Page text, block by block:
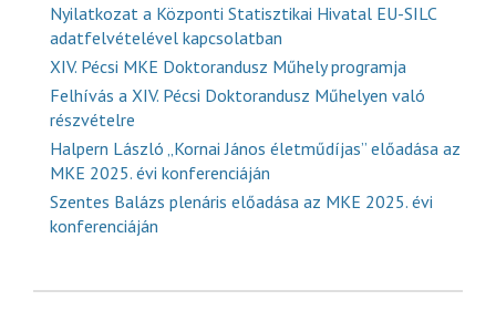
Nyilatkozat a Központi Statisztikai Hivatal EU-SILC
adatfelvételével kapcsolatban
XIV. Pécsi MKE Doktorandusz Műhely programja
Felhívás a XIV. Pécsi Doktorandusz Műhelyen való
részvételre
Halpern László „Kornai János életműdíjas” előadása az
MKE 2025. évi konferenciáján
Szentes Balázs plenáris előadása az MKE 2025. évi
konferenciáján